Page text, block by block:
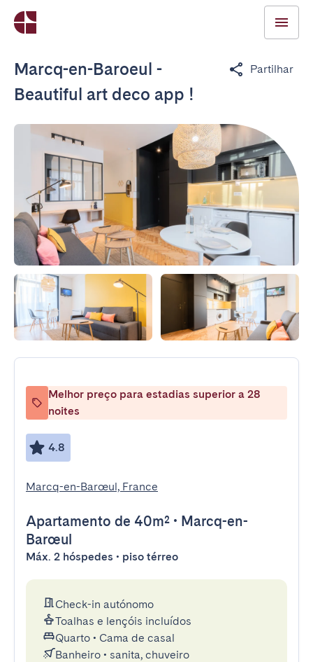
Marcq-en-Baroeul -
Beautiful art deco app !
Partilhar
Melhor preço para estadias superior a 28
noites
4.8
Marcq-en-Barœul, France
Apartamento de 40m² • Marcq-en-
Barœul
Máx. 2 hóspedes • piso térreo
Check-in autónomo
Toalhas e lençóis incluídos
Quarto • Cama de casal
Banheiro • sanita, chuveiro